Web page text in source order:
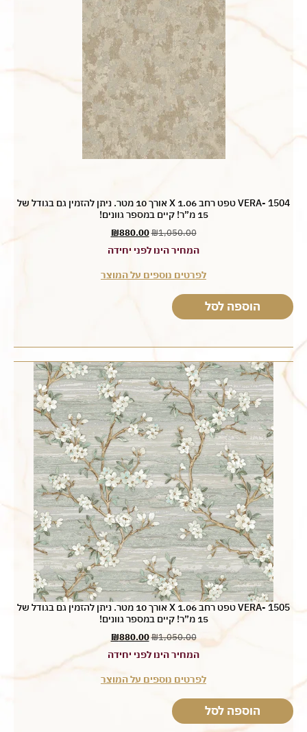
VERA- 1504 טפט רחב 1.06 X אורך 10 מטר. ניתן להזמין גם בגודל של
15 מ”ר! קיים במספר גוונים!
₪1,050.00
₪880.00
המחיר הינו לפני יחידה
לפרטים נוספים על המוצר
הוספה לסל
VERA- 1505 טפט רחב 1.06 X אורך 10 מטר. ניתן להזמין גם בגודל של
15 מ”ר! קיים במספר גוונים!
₪1,050.00
₪880.00
המחיר הינו לפני יחידה
לפרטים נוספים על המוצר
הוספה לסל